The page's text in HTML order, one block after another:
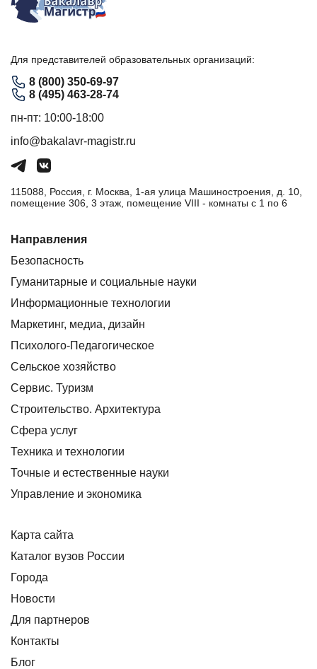
Для представителей образовательных организаций:
8 (800) 350-69-97
8 (495) 463-28-74
пн-пт: 10:00-18:00
info@bakalavr-magistr.ru
115088, Россия, г. Москва, 1-ая улица Машиностроения, д. 10,
помещение 306, 3 этаж, помещение VIII - комнаты с 1 по 6
Направления
Безопасность
Гуманитарные и социальные науки
Информационные технологии
Маркетинг, медиа, дизайн
Психолого-Педагогическое
Сельское хозяйство
Сервис. Туризм
Строительство. Архитектура
Сфера услуг
Техника и технологии
Точные и естественные науки
Управление и экономика
Карта сайта
Каталог вузов России
Города
Новости
Для партнеров
Контакты
Блог